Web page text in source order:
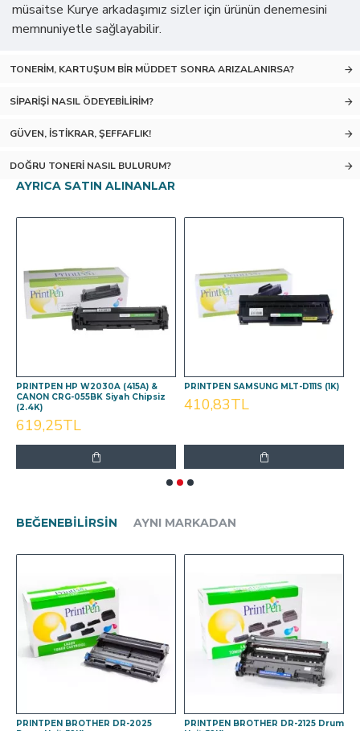
müsaitse Kurye arkadaşımız sizler için ürünün denemesini
memnuniyetle sağlayabilir.
TONERIM, KARTUŞUM BIR MÜDDET SONRA ARIZALANIRSA?
SIPARIŞI NASIL ÖDEYEBILIRIM?
GÜVEN, İSTIKRAR, ŞEFFAFLIK!
DOĞRU TONERI NASIL BULURUM?
AYRICA SATIN ALINANLAR
PRINTPEN HP W2030A (415A) &
CANON CRG-055BK Siyah Chipsiz
(2.4K)
619,25TL
PRINTPEN SAMSUNG MLT-D111S (1K)
410,83TL
BEĞENEBILIRSIN AYNI MARKADAN
PRINTPEN BROTHER DR-2025
PRINTPEN BROTHER DR-2125 Drum